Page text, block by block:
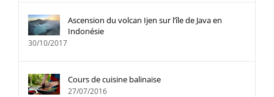
Ascension du volcan Ijen sur l’île de Java en
Indonésie
30/10/2017
Cours de cuisine balinaise
27/07/2016